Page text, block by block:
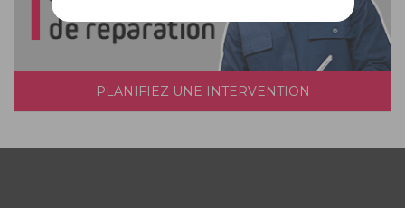
PLANIFIEZ UNE INTERVENTION